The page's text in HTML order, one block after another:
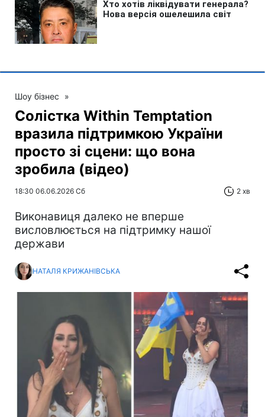
Шоу бізнес »
Солістка Within Temptation
вразила підтримкою України
просто зі сцени: що вона
зробила (відео)
18:30 06.06.2026 Сб 2 хв
Виконавиця далеко не вперше
висловлюється на підтримку нашої
держави
НАТАЛЯ КРИЖАНІВСЬКА